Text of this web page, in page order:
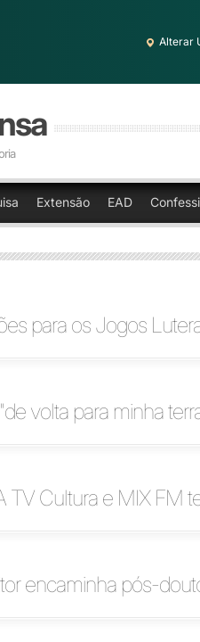
Alterar
Extensão EAD
para os Jogos
volta para minha
TV Cultura e MIX FM
encaminha pós-